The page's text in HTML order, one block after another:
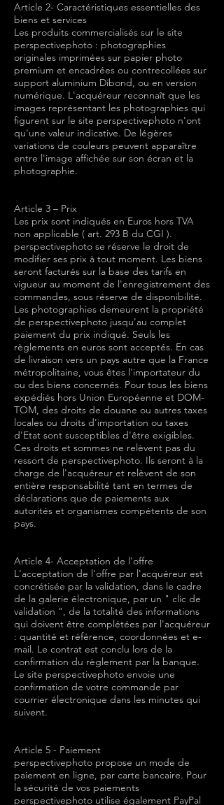
Article 2- Caractéristiques essentielles des
biens et services
Les produits commercialisés sur le site
perspectivephoto : photographies
originales imprimées sur papier photo
premium et encadrées ou contrecollées sur
support aluminium Dibond, ou en version
numérique. L'acquéreur reconnaît que les
images représentant les photographies qui
figurent sur le site perspectivephoto n'ont
qu'une valeur indicative. De légères
variations de couleurs peuvent apparaître
entre l'image affichée sur son écran et la
photographie.
Article 3 – Prix
Les prix sont indiqués en Euros hors TVA
non applicable ( art. 293 B du CGI ).
perspectivephoto se réserve le droit de
modifier ses prix à tout moment. Les biens
seront facturés sur la base des tarifs en
vigueur au moment de l'enregistrement des
commandes, sous réserve de disponibilité.
Les photographies demeurent la propriété
de perspectivephoto jusqu'au complet
paiement du prix indiqué. Seuls les
règlements en euros sont acceptés. En cas
de livraison vers un pays autre que la France
métropolitaine, vous êtes l'importateur du
ou des biens concernés. Pour tous les biens
expédiés hors Union Européenne et DOM-
TOM, des droits de douane ou autres taxes
locales ou droits d'importation ou taxes
d'Etat sont susceptibles d'être exigibles.
Ces droits et sommes ne relèvent pas du
ressort de perspectivephoto. Ils seront à la
charge de l'acquéreur et relèvent de son
entière responsabilité tant en termes de
déclarations que de paiements aux
autorités et organismes compétents de son
pays.
Article 4- Acceptation de l'offre
L'acceptation de l'offre par l'acquéreur est
concrétisée par la validation, dans le cadre
de la galerie électronique, par un " clic de
validation ", de la totalité des informations
qui doivent être complétées par l'acquéreur
: quantité et référence, coordonnées et e-
mail. Le contrat est conclu lors de la
confirmation du règlement par la banque.
Le site perspectivephoto envoie une
confirmation de votre commande par
courrier électronique dans les minutes qui
suivent.
Article 5 - Paiement
perspectivephoto propose un mode de
paiement en ligne, par carte bancaire. Pour
la sécurité de vos paiements
perspectivephoto utilise également PayPal